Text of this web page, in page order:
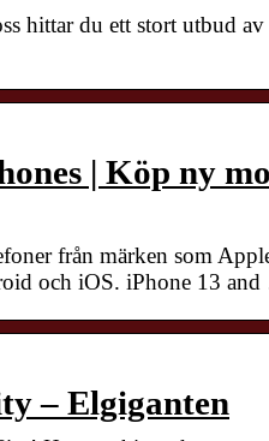
hittar du ett stort utbud
| Köp ny
från märken som
och iOS. iPhone 13
– Elgiganten